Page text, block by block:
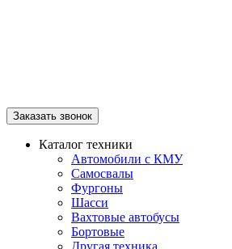
Заказать звонок
Каталог техники
Автомобили с КМУ
Самосвалы
Фургоны
Шасси
Вахтовые автобусы
Бортовые
Другая техника